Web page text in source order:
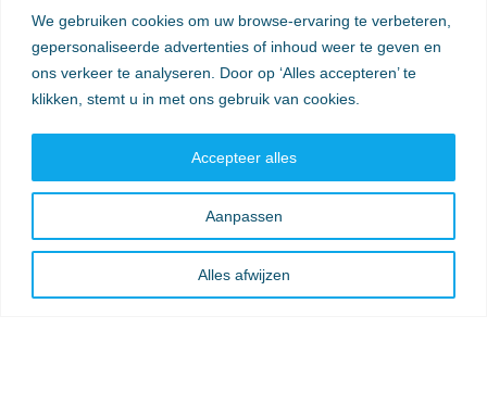
We gebruiken cookies om uw browse-ervaring te verbeteren,
gepersonaliseerde advertenties of inhoud weer te geven en
ons verkeer te analyseren. Door op ‘Alles accepteren’ te
klikken, stemt u in met ons gebruik van cookies.
Aanpassen
Alles afwijzen
Accepteer alles